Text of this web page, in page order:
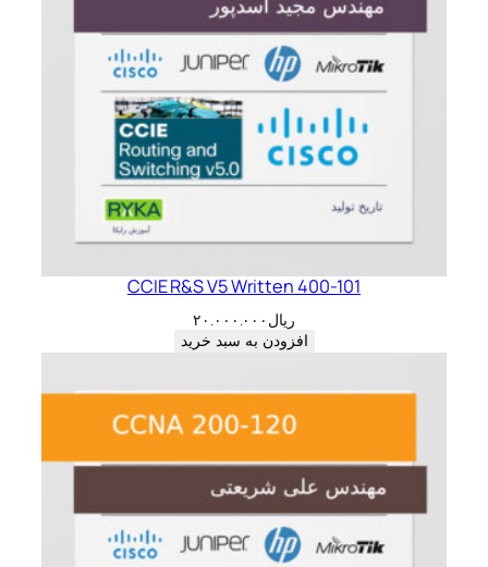
CCIE R&S V5 Written 400-101
ریال ۲۰.۰۰۰.۰۰۰
افزودن به سبد خرید